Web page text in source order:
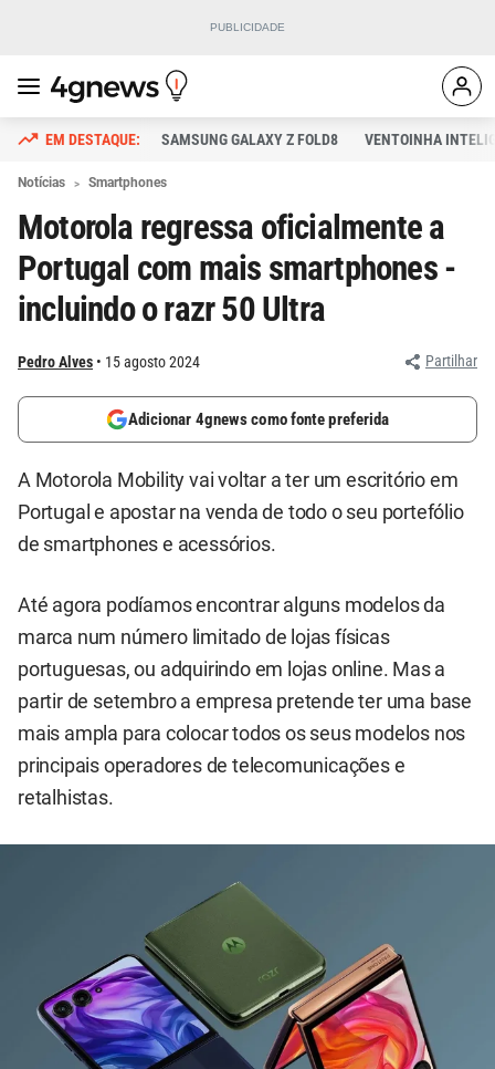
SAMSUNG GALAXY Z FOLD8 VENTOINHA
Notícias Smartphones
Motorola regressa oficialmente a
Portugal com mais smartphones -
incluindo o razr 50 Ultra
Pedro Alves 15 agosto 2024 Partilhar
Adicionar 4gnews como fonte preferida
A Motorola Mobility vai voltar a ter um escritório em
Portugal e apostar na venda de todo o seu portefólio
de smartphones e acessórios.
Até agora podíamos encontrar alguns modelos da
marca num número limitado de lojas físicas
portuguesas, ou adquirindo em lojas online. Mas a
partir de setembro a empresa pretende ter uma base
mais ampla para colocar todos os seus modelos nos
principais operadores de telecomunicações e
retalhistas.